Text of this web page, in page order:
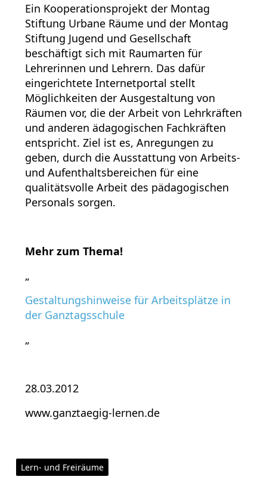
Ein Kooperationsprojekt der Montag
Stiftung Urbane Räume und der Montag
Stiftung Jugend und Gesellschaft
beschäftigt sich mit Raumarten für
Lehrerinnen und Lehrern. Das dafür
eingerichtete Internetportal stellt
Möglichkeiten der Ausgestaltung von
Räumen vor, die der Arbeit von Lehrkräften
und anderen ädagogischen Fachkräften
entspricht. Ziel ist es, Anregungen zu
geben, durch die Ausstattung von Arbeits-
und Aufenthaltsbereichen für eine
qualitätsvolle Arbeit des pädagogischen
Personals sorgen.
Mehr zum Thema!
„
Gestaltungshinweise für Arbeitsplätze in
der Ganztagsschule
„
28.03.2012
www.ganztaegig-lernen.de
Lern- und Freiräume